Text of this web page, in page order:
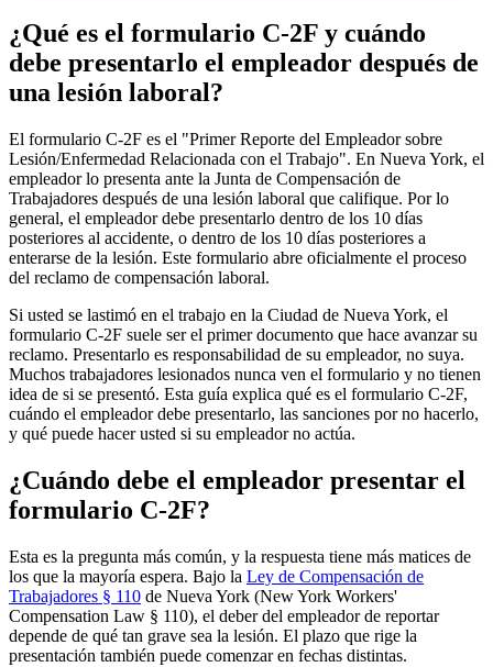
¿Qué es el formulario C-2F y cuándo
debe presentarlo el empleador después de
una lesión laboral?
El formulario C-2F es el "Primer Reporte del Empleador sobre
Lesión/Enfermedad Relacionada con el Trabajo". En Nueva York, el
empleador lo presenta ante la Junta de Compensación de
Trabajadores después de una lesión laboral que califique. Por lo
general, el empleador debe presentarlo dentro de los 10 días
posteriores al accidente, o dentro de los 10 días posteriores a
enterarse de la lesión. Este formulario abre oficialmente el proceso
del reclamo de compensación laboral.
Si usted se lastimó en el trabajo en la Ciudad de Nueva York, el
formulario C-2F suele ser el primer documento que hace avanzar su
reclamo. Presentarlo es responsabilidad de su empleador, no suya.
Muchos trabajadores lesionados nunca ven el formulario y no tienen
idea de si se presentó. Esta guía explica qué es el formulario C-2F,
cuándo el empleador debe presentarlo, las sanciones por no hacerlo,
y qué puede hacer usted si su empleador no actúa.
¿Cuándo debe el empleador presentar el
formulario C-2F?
Esta es la pregunta más común, y la respuesta tiene más matices de
los que la mayoría espera. Bajo la Ley de Compensación de
Trabajadores § 110 de Nueva York (New York Workers'
Compensation Law § 110), el deber del empleador de reportar
depende de qué tan grave sea la lesión. El plazo que rige la
presentación también puede comenzar en fechas distintas.